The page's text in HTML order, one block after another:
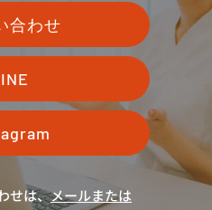
合わせ
せは、メールまたは